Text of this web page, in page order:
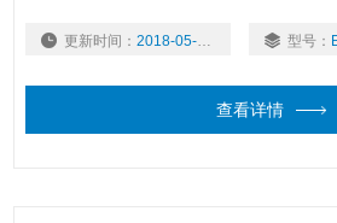
更新时间： 2018-05-07 型号：
查看详情